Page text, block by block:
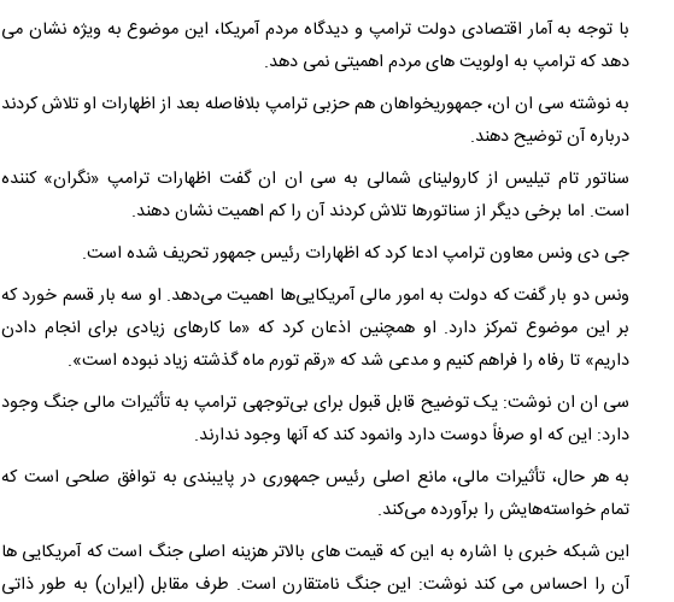
با توجه به آمار اقتصادی دولت ترامپ و دیدگاه مردم آمریکا، این موضوع به ویژه نشان می
دهد که ترامپ به اولویت های مردم اهمیتی نمی دهد.
به نوشته سی ان ان، جمهوریخواهان هم حزبی ترامپ بلافاصله بعد از اظهارات او تلاش کردند
درباره آن توضیح دهند.
سناتور تام تیلیس از کارولینای شمالی به سی ان ان گفت اظهارات ترامپ «نگران» کننده
است. اما برخی دیگر از سناتورها تلاش کردند آن را کم اهمیت نشان دهند.
جی دی ونس معاون ترامپ ادعا کرد که اظهارات رئیس جمهور تحریف شده است.
ونس دو بار گفت که دولت به امور مالی آمریکایی‌ها اهمیت می‌دهد. او سه بار قسم خورد که
بر این موضوع تمرکز دارد. او همچنین اذعان کرد که «ما کارهای زیادی برای انجام دادن
داریم» تا رفاه را فراهم کنیم و مدعی شد که «رقم تورم ماه گذشته زیاد نبوده است».
سی ان ان نوشت: یک توضیح قابل قبول برای بی‌توجهی ترامپ به تأثیرات مالی جنگ وجود
دارد: این که او صرفاً دوست دارد وانمود کند که آنها وجود ندارند.
به هر حال، تأثیرات مالی، مانع اصلی رئیس جمهوری در پایبندی به توافق صلحی است که
تمام خواسته‌هایش را برآورده می‌کند.
این شبکه خبری با اشاره به این که قیمت های بالاتر هزینه اصلی جنگ است که آمریکایی ها
آن را احساس می کند نوشت: این جنگ نامتقارن است. طرف مقابل (ایران) به طور ذاتی